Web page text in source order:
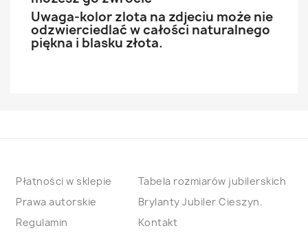
Uwaga-kolor zlota na zdjeciu może nie
odzwierciedlać w całości naturalnego
piękna i blasku złota.
Płatności w sklepie
Prawa autorskie
Regulamin
Tabela rozmiarów jubilerskich
Brylanty Jubiler Cieszyn.
Kontakt